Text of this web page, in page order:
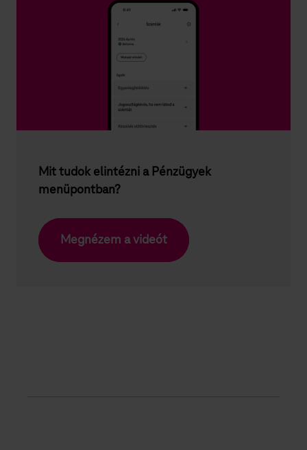
Mit tudok elintézni a Pénzügyek
menüpontban?
Megnézem a videót